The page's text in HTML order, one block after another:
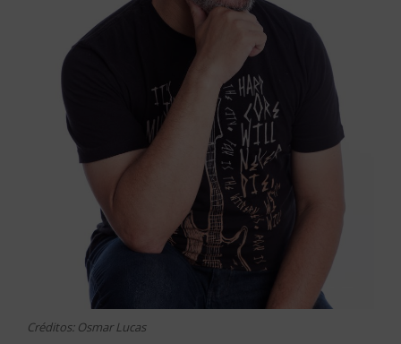
Créditos: Osmar Lucas